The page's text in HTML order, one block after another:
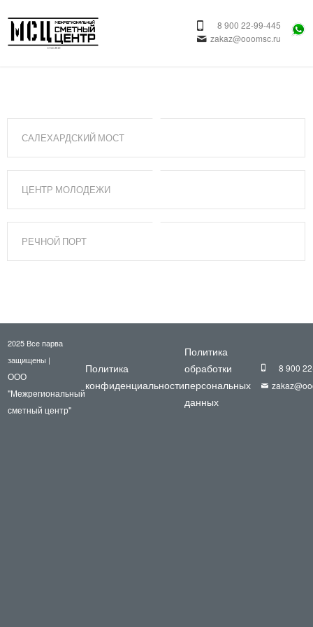
8 900 22-99-445
zakaz@ooomsc.ru
САЛЕХАРДСКИЙ МОСТ
ЦЕНТР МОЛОДЕЖИ
РЕЧНОЙ ПОРТ
2025 Все парва
защищены |
ООО
"Межрегиональный
сметный центр"
Политика
конфиденциальности
Политика
обработки
персональных
данных
8 900